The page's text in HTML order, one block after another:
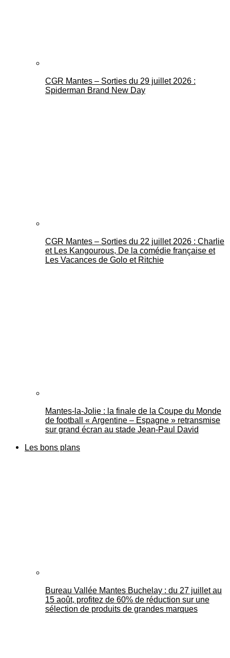
CGR Mantes – Sorties du 29 juillet 2026 :
Spiderman Brand New Day
CGR Mantes – Sorties du 22 juillet 2026 : Charlie
et Les Kangourous, De la comédie française et
Les Vacances de Golo et Ritchie
Mantes-la-Jolie : la finale de la Coupe du Monde
de football « Argentine – Espagne » retransmise
sur grand écran au stade Jean-Paul David
Les bons plans
Bureau Vallée Mantes Buchelay : du 27 juillet au
15 août, profitez de 60% de réduction sur une
sélection de produits de grandes marques